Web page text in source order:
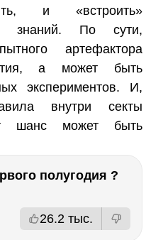
и «встроить»
знаний. По сути,
артефактора
а может быть
экспериментов. И,
внутри секты
шанс может быть
полугодия ?
26.2 тыс.